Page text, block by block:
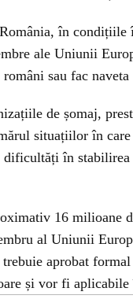
în condițiile
ale Uniunii
sau fac naveta
de șomaj,
situațiilor în
în stabilirea
16 milioane
al Uniunii
aprobat
și vor fi aplicabile